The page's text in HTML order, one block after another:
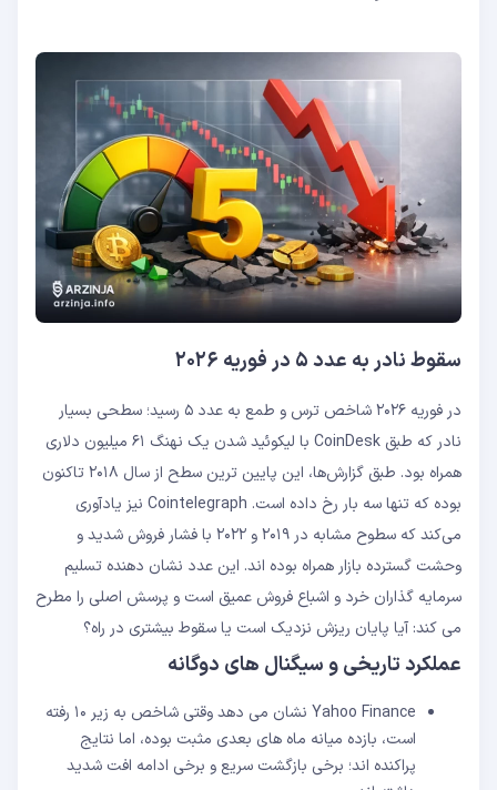
سقوط نادر به عدد ۵ در فوریه ۲۰۲۶
در فوریه ۲۰۲۶ شاخص ترس و طمع به عدد ۵ رسید؛ سطحی بسیار
نادر که طبق CoinDesk با لیکوئید شدن یک نهنگ ۶۱ میلیون دلاری
همراه بود. طبق گزارش‌ها، این پایین‌ ترین سطح از سال ۲۰۱۸ تاکنون
بوده که تنها سه بار رخ داده است. Cointelegraph نیز یادآوری
می‌‌کند که سطوح مشابه در ۲۰۱۹ و ۲۰۲۲ با فشار فروش شدید و
وحشت گسترده بازار همراه بوده‌ اند. این عدد نشان‌ دهنده تسلیم
سرمایه‌ گذاران خرد و اشباع فروش عمیق است و پرسش اصلی را مطرح
می‌ کند: آیا پایان ریزش نزدیک است یا سقوط بیشتری در راه؟
عملکرد تاریخی و سیگنال ‌های دوگانه
Yahoo Finance نشان می‌ دهد وقتی شاخص به زیر ۱۰ رفته
است، بازده میانه ماه ‌های بعدی مثبت بوده، اما نتایج
پراکنده ‌اند؛ برخی بازگشت سریع و برخی ادامه افت شدید